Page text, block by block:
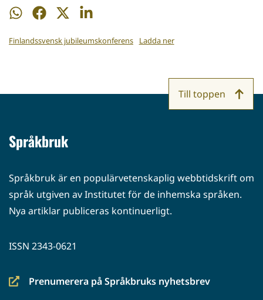
Dela
WhatsApp
Dela
Facebook
Dela
Twitter
Dela
LinkedIn
Finlandssvensk jubileumskonferens Ladda ner
Språkbruk
Språkbruk är en populärvetenskaplig webbtidskrift om
språk utgiven av Institutet för de inhemska språken.
Nya artiklar publiceras kontinuerligt.
ISSN 2343-0621
Prenumerera på Språkbruks nyhetsbrev
(siirryt
Till toppen